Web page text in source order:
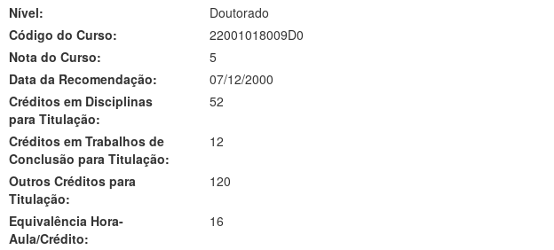
Nível:
Doutorado
Código do Curso:
22001018009D0
Nota do Curso:
5
Data da Recomendação:
07/12/2000
Créditos em Disciplinas
para Titulação:
52
Créditos em Trabalhos de
Conclusão para Titulação:
12
Outros Créditos para
Titulação:
120
Equivalência Hora-
Aula/Crédito:
16